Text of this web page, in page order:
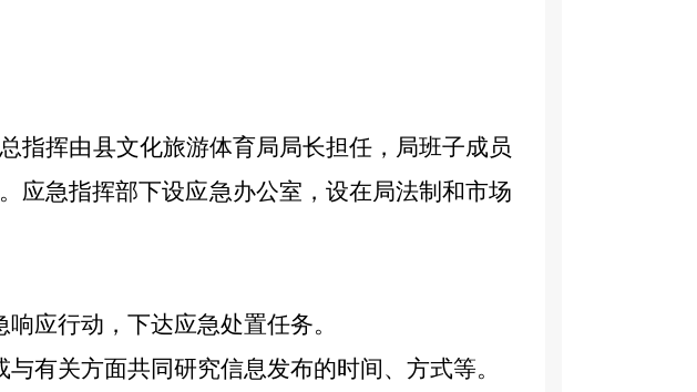
指挥由县文化旅游体育局局长担任， 局班子成员
应急指挥部下设应急办公室，设在局法制和市场
响应行动，下达应急处置任务。
有关方面共同研究信息发布的时间、方式等。